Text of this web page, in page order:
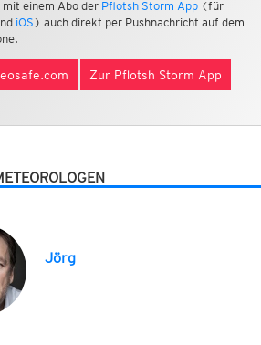
mit einem Abo der Pflotsh Storm App(für
iOS ) auch direkt per Pushnachricht auf dem
Zur Pflotsh Storm App
Jörg